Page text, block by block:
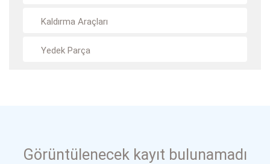
Kaldırma Araçları
Yedek Parça
Görüntülenecek kayıt bulunamadı